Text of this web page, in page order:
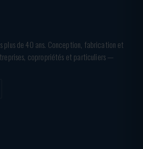
plus de 40 ans. Conception, fabrication et
copropriétés et particuliers —